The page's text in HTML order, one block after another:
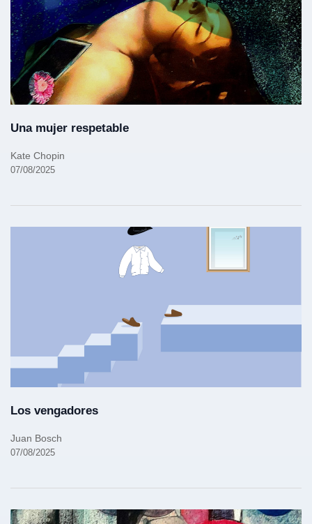
Una mujer respetable
Kate Chopin
07/08/2025
Los vengadores
Juan Bosch
07/08/2025